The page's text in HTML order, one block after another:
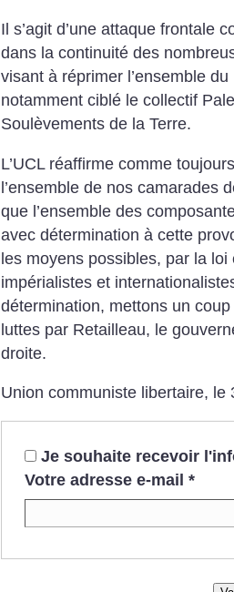
Il s’agit d’une attaque frontale
dans la continuité des
visant à réprimer l’ensemble
notamment ciblé le collectif
Soulèvements de la Terre.
L’UCL réaffirme comme
l’ensemble de nos camarades
que l’ensemble des
avec détermination à cette
les moyens possibles, par la
impérialistes et
détermination, mettons un
luttes par Retailleau, le
droite.
Union communiste libertaire, le
Je souhaite recevoir
Votre adresse e-mail *